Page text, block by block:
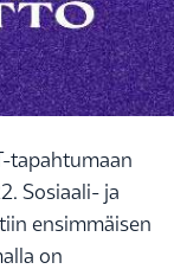
tapahtumaan
Sosiaali- ja
ensimmäisen
on